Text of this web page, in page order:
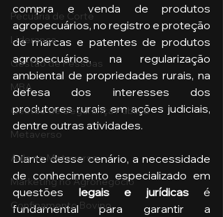
Pecuária de Corte
Liderança
Gestão de Pessoas
MBA
Gestão de Segurança Publica
Metaverso
Aula no Metaverso
Marketing no Agronegócio
Confinamento Bovino
compra e venda de produtos
agropecuários, no registro e proteção
de marcas e patentes de produtos
agropecuários, na regularização
ambiental de propriedades rurais, na
defesa dos interesses dos
produtores rurais em ações judiciais,
dentre outras atividades.
Diante desse cenário, a necessidade
de conhecimento especializado em
questões legais e jurídicas é
fundamental para garantir a